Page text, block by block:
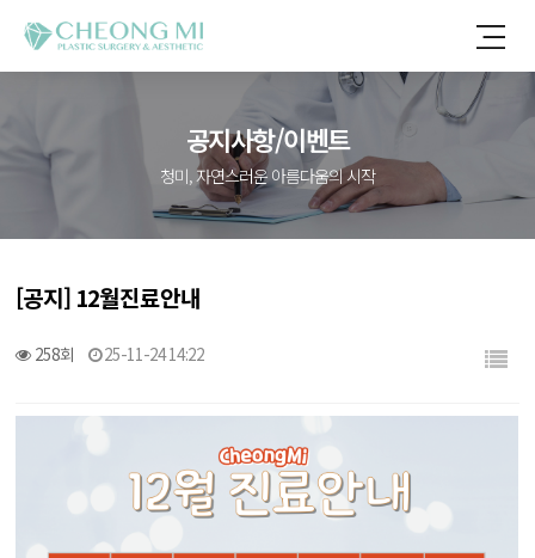
공지사항/이벤트
청미, 자연스러운 아름다움의 시작
[공지] 12월진료안내
258회 25-11-24 14:22